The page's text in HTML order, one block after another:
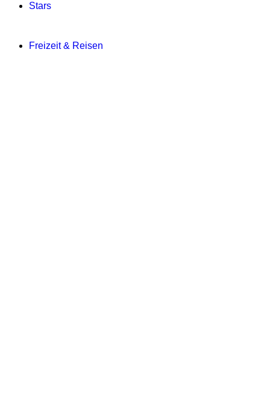
Stars
Freizeit & Reisen